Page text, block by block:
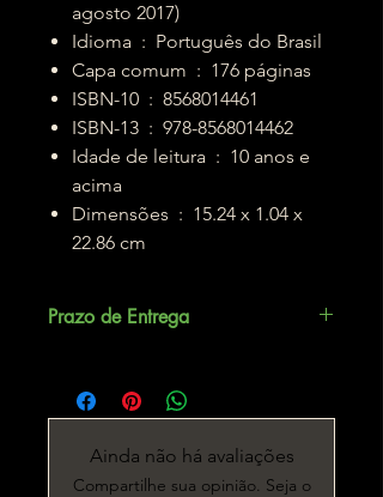
agosto 2017)
Idioma ‏ : ‎ Português do Brasil
Capa comum ‏ : ‎ 176 páginas
ISBN-10 ‏ : ‎ 8568014461
ISBN-13 ‏ : ‎ 978-8568014462
Idade de leitura ‏ : ‎ 10 anos e
acima
Dimensões ‏ : ‎ 15.24 x 1.04 x
22.86 cm
Prazo de Entrega
Ainda não há avaliações
Compartilhe sua opinião. Seja o